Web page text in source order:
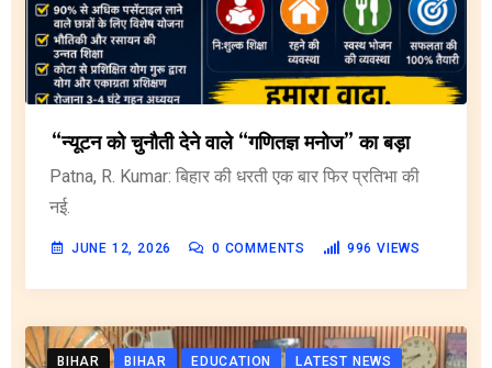
“न्यूटन को चुनौती देने वाले “गणितज्ञ मनोज” का बड़ा
Patna, R. Kumar: बिहार की धरती एक बार फिर प्रतिभा की
नई.
JUNE 12, 2026 0 COMMENTS 996 VIEWS
BIHAR BIHAR EDUCATION
LATEST NEWS